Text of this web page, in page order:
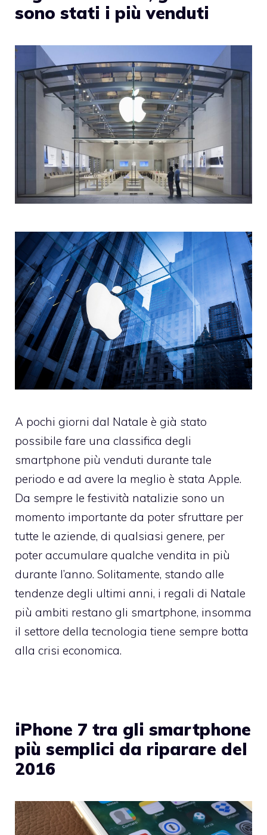
sono stati i più venduti
A pochi giorni dal Natale è già stato
possibile fare una classifica degli
smartphone più venduti durante tale
periodo e ad avere la meglio è stata Apple.
Da sempre le festività natalizie sono un
momento importante da poter sfruttare per
tutte le aziende, di qualsiasi genere, per
poter accumulare qualche vendita in più
durante l’anno. Solitamente, stando alle
tendenze degli ultimi anni, i regali di Natale
più ambiti restano gli smartphone, insomma
il settore della tecnologia tiene sempre botta
alla crisi economica.
iPhone 7 tra gli smartphone
più semplici da riparare del
2016